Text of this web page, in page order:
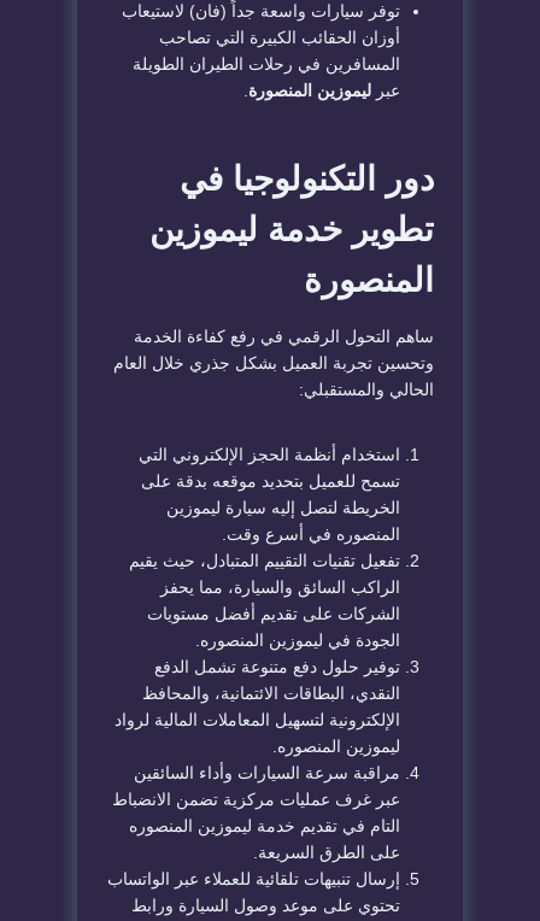
​توفر سيارات واسعة جداً (فان) لاستيعاب
أوزان الحقائب الكبيرة التي تصاحب
المسافرين في رحلات الطيران الطويلة
عبر ليموزين المنصورة
​دور التكنولوجيا في
تطوير خدمة ليموزين
المنصورة
​ساهم التحول الرقمي في رفع كفاءة الخدمة
وتحسين تجربة العميل بشكل جذري خلال العام
الحالي والمستقبلي:
​استخدام أنظمة الحجز الإلكتروني التي
تسمح للعميل بتحديد موقعه بدقة على
الخريطة لتصل إليه سيارة ليموزين
المنصوره في أسرع وقت.
​تفعيل تقنيات التقييم المتبادل، حيث يقيم
الراكب السائق والسيارة، مما يحفز
الشركات على تقديم أفضل مستويات
الجودة في ليموزين المنصوره
​توفير حلول دفع متنوعة تشمل الدفع
النقدي، البطاقات الائتمانية، والمحافظ
الإلكترونية لتسهيل المعاملات المالية لرواد
ليموزين المنصوره
​مراقبة سرعة السيارات وأداء السائقين
عبر غرف عمليات مركزية تضمن الانضباط
التام في تقديم خدمة ليموزين المنصوره
على الطرق السريعة.
​إرسال تنبيهات تلقائية للعملاء عبر الواتساب
تحتوي على موعد وصول السيارة ورابط